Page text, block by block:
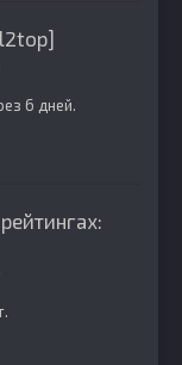
6 дней.